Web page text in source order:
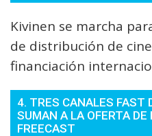
Kivinen se marcha
de distribución de
financiación
4. TRES CANALES FAST
SUMAN A LA OFERTA
FREECAST